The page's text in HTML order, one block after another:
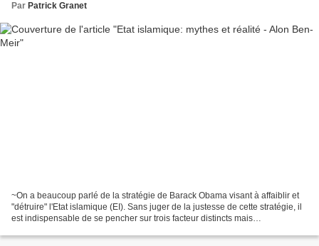
Par Patrick Granet
~On a beaucoup parlé de la stratégie de Barack Obama visant à affaiblir et
"détruire" l'Etat islamique (EI). Sans juger de la justesse de cette stratégie, il
est indispensable de se pencher sur trois facteur distincts mais